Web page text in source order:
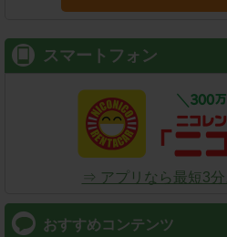
スマートフォン
⇒ アプリなら最短3分
おすすめコンテンツ